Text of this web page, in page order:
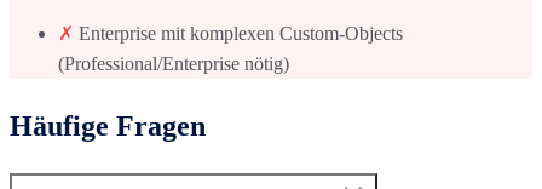
✗ Enterprise mit komplexen Custom-Objects
(Professional/Enterprise nötig)
Häufige Fragen